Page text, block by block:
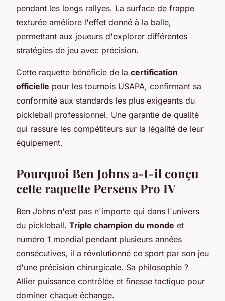
pendant les longs rallyes. La surface de frappe
texturée améliore l'effet donné à la balle,
permettant aux joueurs d'explorer différentes
stratégies de jeu avec précision.
Cette raquette bénéficie de la certification
officielle pour les tournois USAPA, confirmant sa
conformité aux standards les plus exigeants du
pickleball professionnel. Une garantie de qualité
qui rassure les compétiteurs sur la légalité de leur
équipement.
Pourquoi Ben Johns a-t-il conçu
cette raquette Perseus Pro IV
Ben Johns n'est pas n'importe qui dans l'univers
du pickleball. Triple champion du monde et
numéro 1 mondial pendant plusieurs années
consécutives, il a révolutionné ce sport par son jeu
d'une précision chirurgicale. Sa philosophie ?
Allier puissance contrôlée et finesse tactique pour
dominer chaque échange.